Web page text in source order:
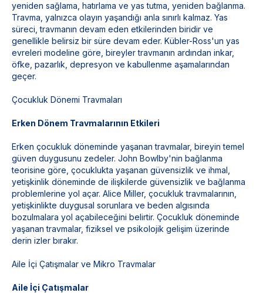
yeniden sağlama, hatırlama ve yas tutma, yeniden bağlanma.
Travma, yalnızca olayın yaşandığı anla sınırlı kalmaz. Yas
süreci, travmanın devam eden etkilerinden biridir ve
genellikle belirsiz bir süre devam eder. Kübler-Ross'un yas
evreleri modeline göre, bireyler travmanın ardından inkar,
öfke, pazarlık, depresyon ve kabullenme aşamalarından
geçer.
Çocukluk Dönemi Travmaları
Erken Dönem Travmalarının Etkileri
Erken çocukluk döneminde yaşanan travmalar, bireyin temel
güven duygusunu zedeler. John Bowlby'nin bağlanma
teorisine göre, çocuklukta yaşanan güvensizlik ve ihmal,
yetişkinlik döneminde de ilişkilerde güvensizlik ve bağlanma
problemlerine yol açar. Alice Miller, çocukluk travmalarının,
yetişkinlikte duygusal sorunlara ve beden algısında
bozulmalara yol açabileceğini belirtir. Çocukluk döneminde
yaşanan travmalar, fiziksel ve psikolojik gelişim üzerinde
derin izler bırakır.
Aile İçi Çatışmalar ve Mikro Travmalar
Aile İçi Çatışmalar